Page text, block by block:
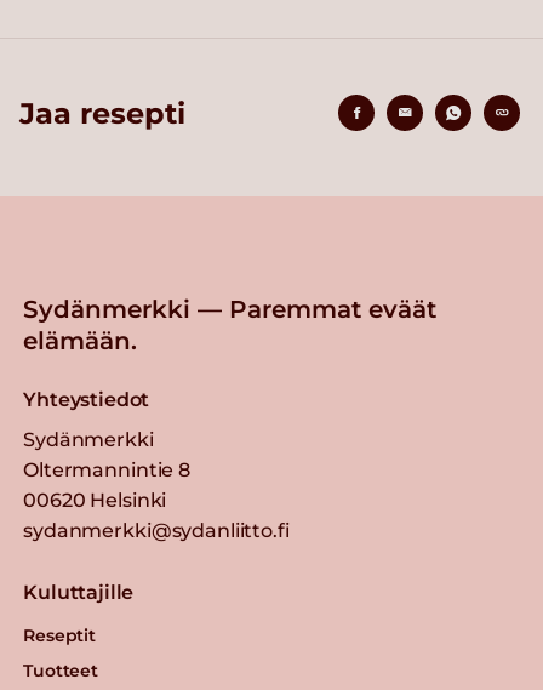
Jaa resepti
Sydänmerkki — Paremmat eväät
elämään.
Yhteystiedot
Sydänmerkki
Oltermannintie 8
00620 Helsinki
sydanmerkki@sydanliitto.fi
Kuluttajille
Reseptit
Tuotteet